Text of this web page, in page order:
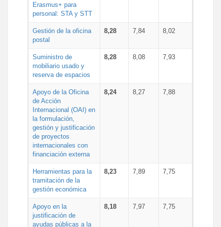
Erasmus+ para
personal: STA y STT
Gestión de la oficina
postal
8,28 7,84 8,02
Suministro de
mobiliario usado y
reserva de espacios
8,28 8,08 7,93
Apoyo de la Oficina
de Acción
Internacional (OAI) en
la formulación,
gestión y justificación
de proyectos
internacionales con
financiación externa
8,24 8,27 7,88
Herramientas para la
tramitación de la
gestión económica
8,23 7,89 7,75
Apoyo en la
justificación de
ayudas públicas a la
8,18 7,97 7,75